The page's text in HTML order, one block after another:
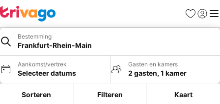
Favorieten
Bestemming
Frankfurt-Rhein-Main
Aankomst/vertrek
Selecteer datums
Gasten en kamers
2 gasten, 1 kamer
Sorteren Filteren Kaart